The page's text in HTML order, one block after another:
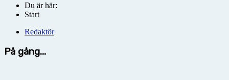
Du är här:
Start
Redaktör
På gång...